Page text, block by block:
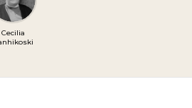
Cecilia